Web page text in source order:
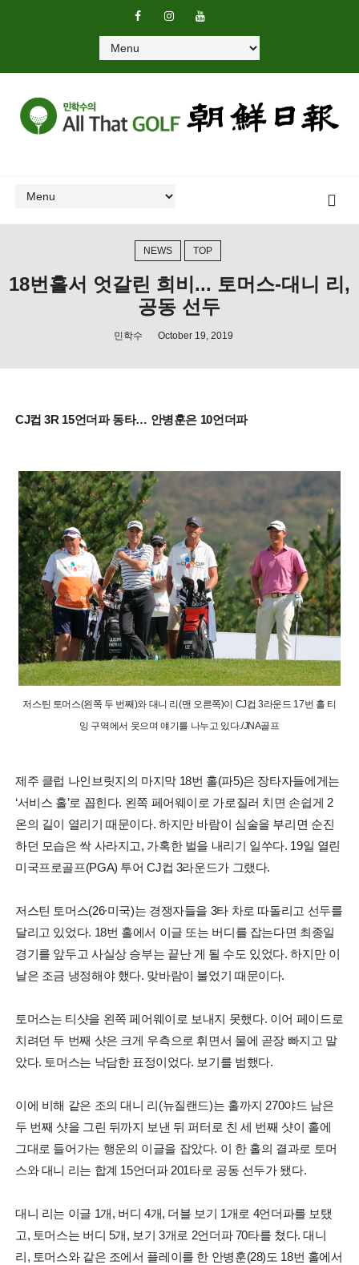
NEWS TOP
18번홀서 엇갈린 희비... 토머스-대니 리,
공동 선두
민학수 October 19, 2019
CJ컵 3R 15언더파 동타… 안병훈은 10언더파
저스틴 토머스(왼쪽 두 번째)와 대니 리(맨 오른쪽)이 CJ컵 3라운드 17번 홀 티
잉 구역에서 웃으며 얘기를 나누고 있다./JNA골프
제주 클럽 나인브릿지의 마지막 18번 홀(파5)은 장타자들에게는
‘서비스 홀’로 꼽힌다. 왼쪽 페어웨이로 가로질러 치면 손쉽게 2
온의 길이 열리기 때문이다. 하지만 바람이 심술을 부리면 순진
하던 모습은 싹 사라지고, 가혹한 벌을 내리기 일쑤다. 19일 열린
미국프로골프(PGA) 투어 CJ컵 3라운드가 그랬다.
저스틴 토머스(26∙미국)는 경쟁자들을 3타 차로 따돌리고 선두를
달리고 있었다. 18번 홀에서 이글 또는 버디를 잡는다면 최종일
경기를 앞두고 사실상 승부는 끝난 게 될 수도 있었다. 하지만 이
날은 조금 냉정해야 했다. 맞바람이 불었기 때문이다.
토머스는 티샷을 왼쪽 페어웨이로 보내지 못했다. 이어 페이드로
치려던 두 번째 샷은 크게 우측으로 휘면서 물에 곧장 빠지고 말
았다. 토머스는 낙담한 표정이었다. 보기를 범했다.
이에 비해 같은 조의 대니 리(뉴질랜드)는 홀까지 270야드 남은
두 번째 샷을 그린 뒤까지 보낸 뒤 퍼터로 친 세 번째 샷이 홀에
그대로 들어가는 행운의 이글을 잡았다. 이 한 홀의 결과로 토머
스와 대니 리는 합계 15언더파 201타로 공동 선두가 됐다.
대니 리는 이글 1개, 버디 4개, 더블 보기 1개로 4언더파를 보탰
고, 토머스는 버디 5개, 보기 3개로 2언더파 70타를 쳤다. 대니
리, 토머스와 같은 조에서 플레이를 한 안병훈(28)도 18번 홀에서